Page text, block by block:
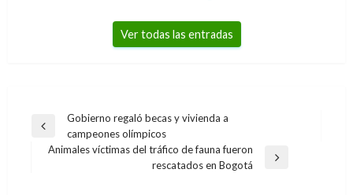
Ver todas las entradas
Navegación
Entrada
anterior
Gobierno regaló becas y vivienda a
campeones olímpicos
Animales víctimas del tráfico de fauna fueron
rescatados en Bogotá